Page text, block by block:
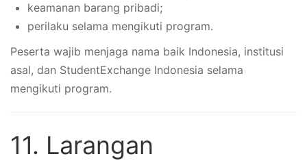
keamanan barang pribadi;
perilaku selama mengikuti program.
Peserta wajib menjaga nama baik Indonesia, institusi
asal, dan StudentExchange Indonesia selama
mengikuti program.
11. Larangan